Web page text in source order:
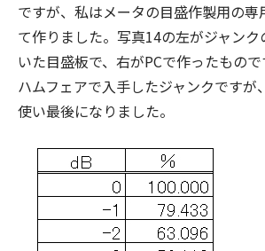
ですが、私はメータの目盛作製用の専
て作りました。写真14の左がジャン
いた目盛板で、右がPCで作ったもの
ハムフェアで入手したジャンクですが
使い最後になりました。